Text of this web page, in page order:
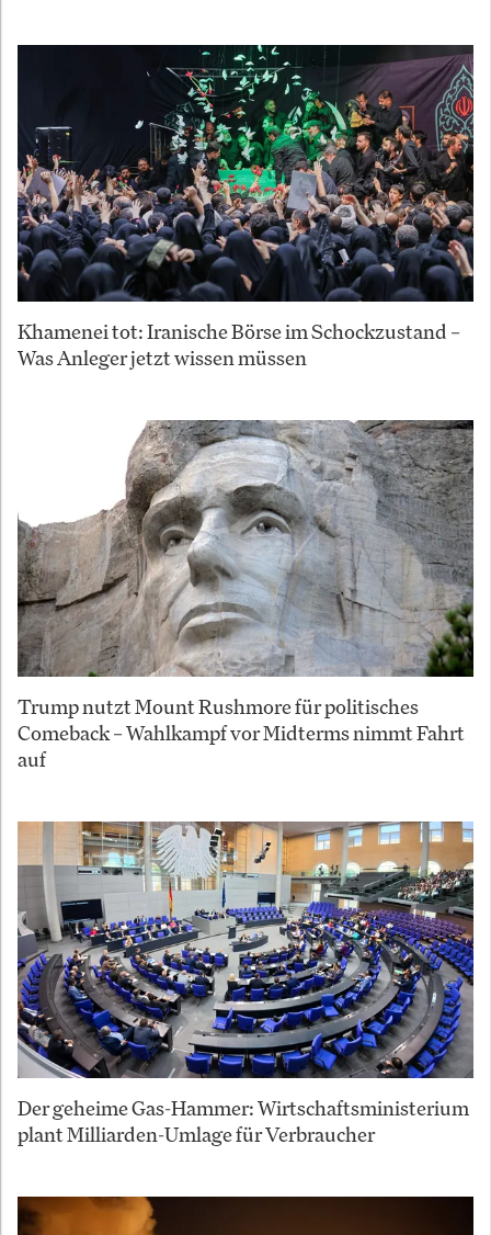
Khamenei tot: Iranische Börse im Schockzustand –
Was Anleger jetzt wissen müssen
Trump nutzt Mount Rushmore für politisches
Comeback – Wahlkampf vor Midterms nimmt Fahrt
auf
Der geheime Gas-Hammer: Wirtschaftsministerium
plant Milliarden-Umlage für Verbraucher